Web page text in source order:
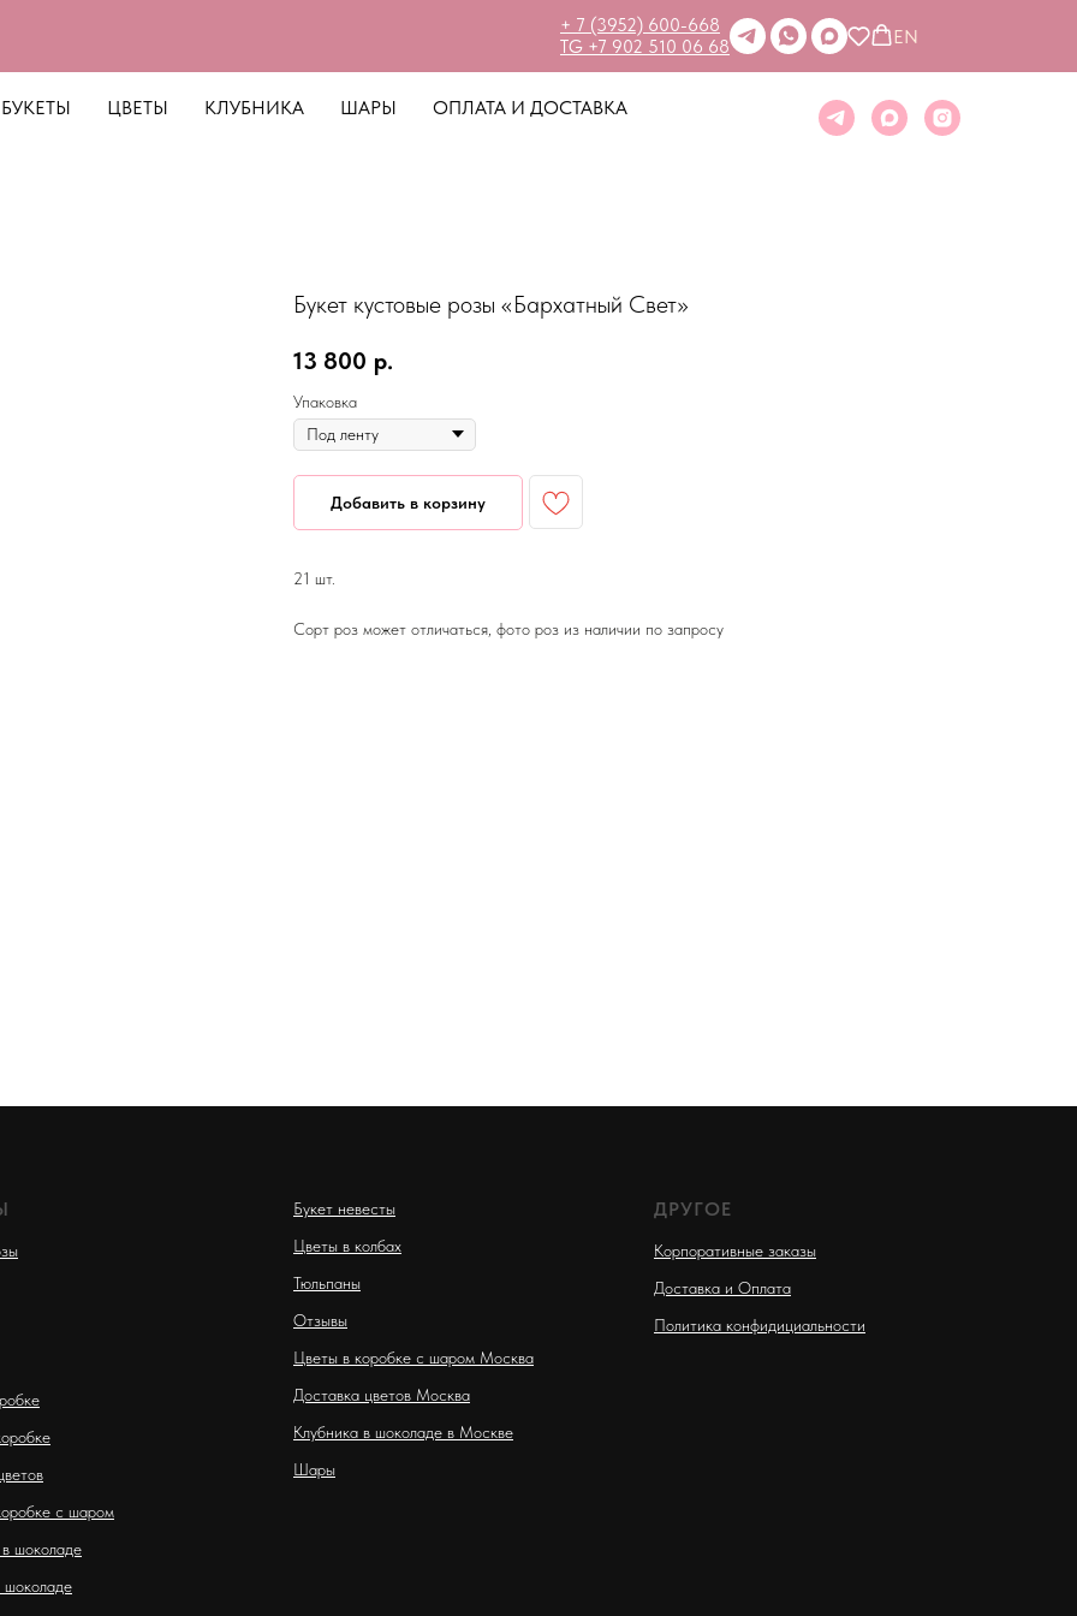
+ 7 (3952) 600-668
TG +7 902 510 06 68
EN
БУКЕТЫ ЦВЕТЫ КЛУБНИКА ШАРЫ ОПЛАТА И ДОСТАВКА
Букет кустовые розы «Бархатный Свет»
13 800 р.
Упаковка
Добавить в корзину
21 шт.
Сорт роз может отличаться, фото роз из наличии по запросу
с шаром
шоколаде
Букет невесты
Цветы в колбах
Тюльпаны
Отзывы
Цветы в коробке с шаром Москва
Доставка цветов Москва
Клубника в шоколаде в Москве
Шары
ДРУГОЕ
Корпоративные заказы
Доставка и Оплата
Политика конфидициальности